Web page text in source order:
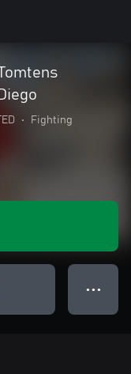
• Fighting
● ● ●